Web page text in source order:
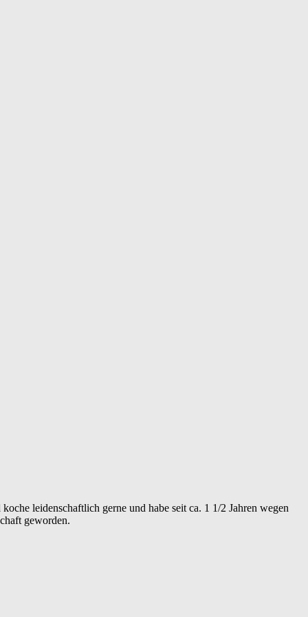
leidenschaftlich gerne und habe seit ca. 1 1/2 Jahren wegen
geworden.